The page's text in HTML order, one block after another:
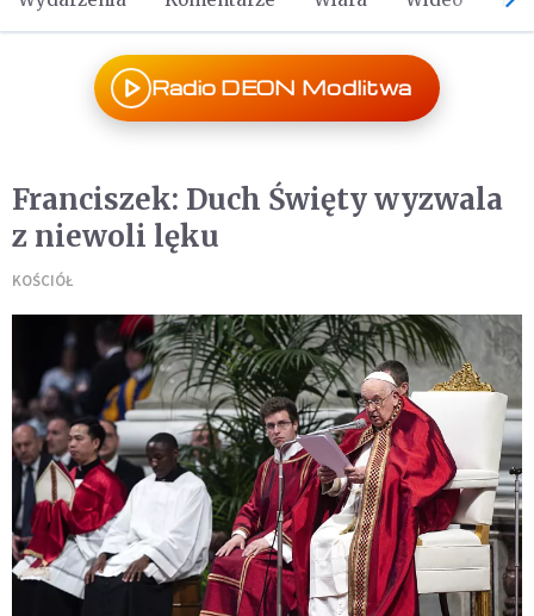
Radio DEON Modlitwa
Franciszek: Duch Święty wyzwala
z niewoli lęku
KOŚCIÓŁ